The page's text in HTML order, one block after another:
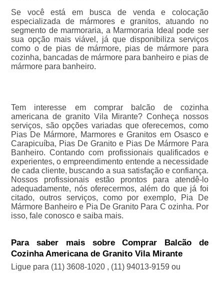
Se você está em busca de venda e colocação
especializada de mármores e granitos, atuando no
segmento de marmoraria, a Marmoraria Ideal pode ser
sua opção mais viável, já que disponibiliza serviços
como o de pias de mármore, pias de mármore para
cozinha, bancadas de mármore para banheiro e pias de
mármore para banheiro.
Tem interesse em comprar balcão de cozinha
americana de granito Vila Mirante? Conheça nossos
serviços, são opções variadas que oferecemos, como
Pias De Mármore, Marmores e Granitos em Osasco e
Carapicuíba, Pias De Granito e Pias De Mármore Para
Banheiro. Contando com profissionais qualificados e
experientes, o empreendimento entende a necessidade
de cada cliente, buscando a sua satisfação e confiança.
Nossos profissionais estão prontos para atendê-lo
adequadamente, nós oferecermos, além do que já foi
citado, outros serviços, como por exemplo, Pia De
Mármore Banheiro e Pia De Granito Para C ozinha. Por
isso, fale conosco e saiba mais.
Para saber mais sobre Comprar Balcão de
Cozinha Americana de Granito Vila Mirante
Ligue para (11) 3608-1020 , (11) 94013-9159 ou